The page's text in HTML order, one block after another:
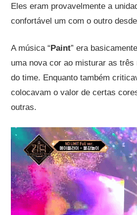
Eles eram provavelmente a
confortável um com o outro
A música “Paint” era
uma nova cor ao misturar as
do time. Enquanto também
colocavam o valor de certas
outras.